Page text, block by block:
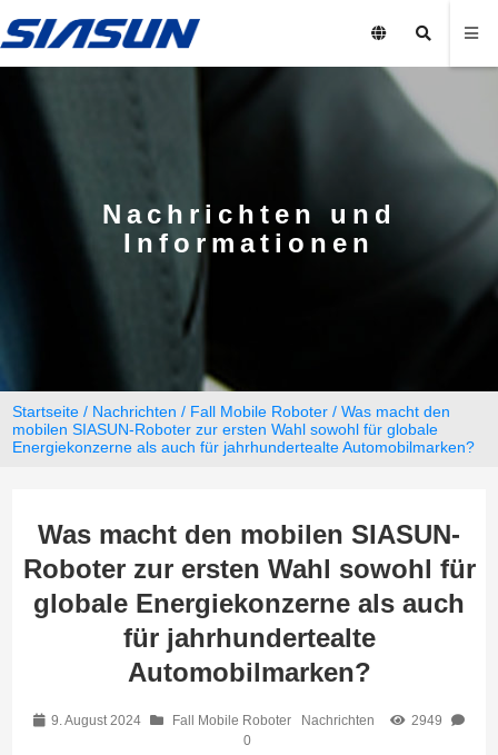
Nachrichten und
Informationen
Startseite / Nachrichten / Fall Mobile Roboter / Was macht den
mobilen SIASUN-Roboter zur ersten Wahl sowohl für globale
Energiekonzerne als auch für jahrhundertealte Automobilmarken?
Was macht den mobilen SIASUN-
Roboter zur ersten Wahl sowohl für
globale Energiekonzerne als auch
für jahrhundertealte
Automobilmarken?
9. August 2024 Fall Mobile Roboter Nachrichten
2949
0